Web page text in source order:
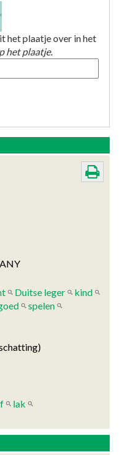
het plaatje over in het
het plaatje.
Duitse leger
kind
spelen
lak